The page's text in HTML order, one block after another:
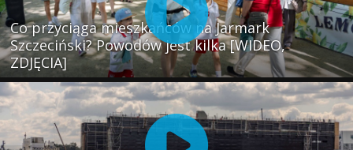
Co przyciąga mieszkańców na Jarmark
Szczeciński? Powodów jest kilka [WIDEO,
ZDJĘCIA]